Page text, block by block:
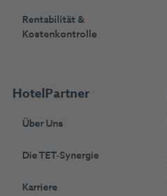
Rentabilität &
Kostenkontrolle
HotelPartner
Über Uns
Die TET-Synergie
Karriere